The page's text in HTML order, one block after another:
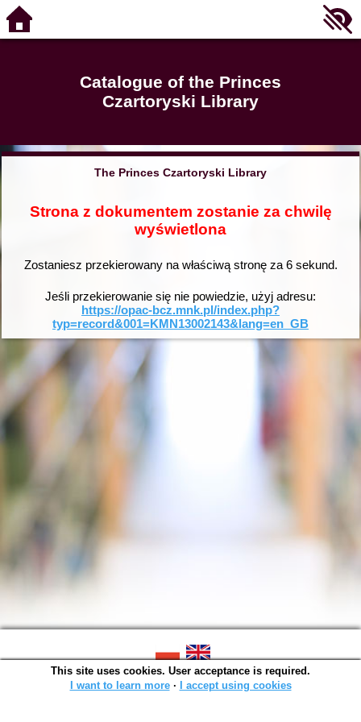
Catalogue of the Princes
Czartoryski Library
The Princes Czartoryski Library
Strona z dokumentem zostanie za chwilę
wyświetlona
Zostaniesz przekierowany na właściwą stronę za 6sekund.
Jeśli przekierowanie się nie powiedzie, użyj adresu:
https://opac-bcz.mnk.pl/index.php?
typ=record&001=KMN13002143&lang=en_GB
SOWA OPAC v. 6.11.10 (2026-07-24)
Generated in 0,0014 s.
This site uses cookies. User acceptance is required.
I want to learn more∙ I accept using cookies